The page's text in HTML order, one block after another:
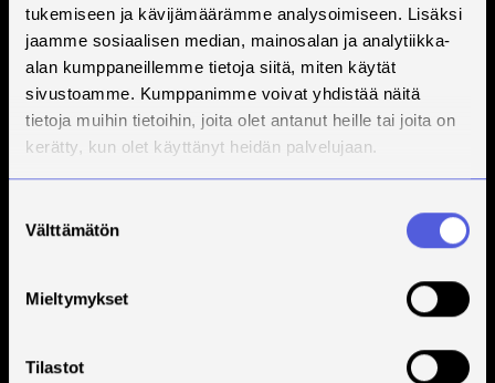
tukemiseen ja kävijämäärämme analysoimiseen. Lisäksi
jaamme sosiaalisen median, mainosalan ja analytiikka-
alan kumppaneillemme tietoja siitä, miten käytät
sivustoamme. Kumppanimme voivat yhdistää näitä
tietoja muihin tietoihin, joita olet antanut heille tai joita on
kerätty, kun olet käyttänyt heidän palvelujaan.
valinta
Välttämätön
Mieltymykset
Tilastot